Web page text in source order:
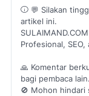
💬 Silakan
artikel ini.
Profesional,
🙏 Komentar
bagi pembaca lain.
🚫 Mohon hindari